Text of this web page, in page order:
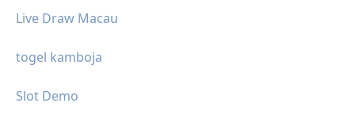
Live Draw Macau
togel kamboja
Slot Demo